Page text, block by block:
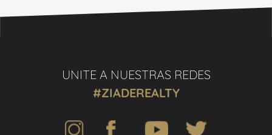
UNITE A NUESTRAS REDES
#ZIADEREALTY